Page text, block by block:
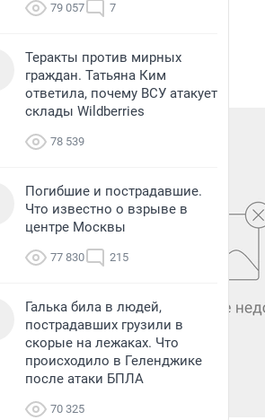
79 057 7
Теракты против мирных
граждан. Татьяна Ким
ответила, почему ВСУ атакует
склады Wildberries
78 539
Погибшие и пострадавшие.
Что известно о взрыве в
центре Москвы
77 830 215
Галька била в людей,
пострадавших грузили в
скорые на лежаках. Что
происходило в Геленджике
после атаки БПЛА
70 325